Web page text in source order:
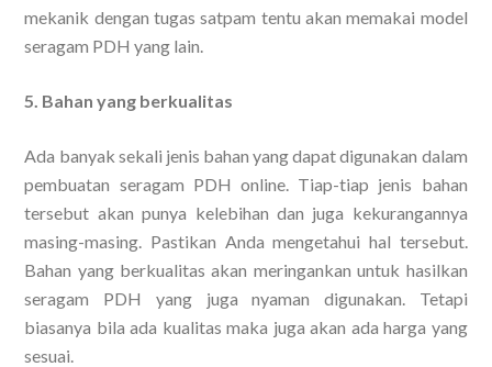
mekanik dengan tugas satpam tentu akan memakai model
seragam PDH yang lain.
5. Bahan yang berkualitas
Ada banyak sekali jenis bahan yang dapat digunakan dalam
pembuatan seragam PDH online. Tiap-tiap jenis bahan
tersebut akan punya kelebihan dan juga kekurangannya
masing-masing. Pastikan Anda mengetahui hal tersebut.
Bahan yang berkualitas akan meringankan untuk hasilkan
seragam PDH yang juga nyaman digunakan. Tetapi
biasanya bila ada kualitas maka juga akan ada harga yang
sesuai.